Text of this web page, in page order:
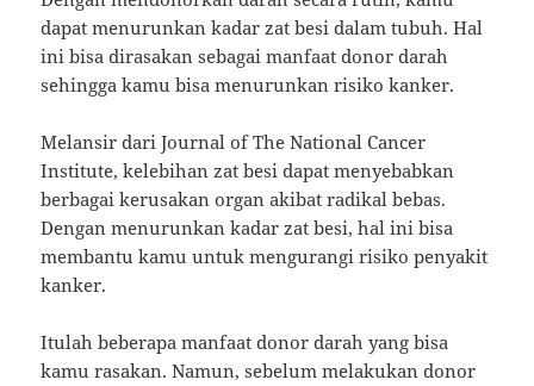
dapat menurunkan kadar zat besi dalam tubuh. Hal
ini bisa dirasakan sebagai manfaat donor darah
sehingga kamu bisa menurunkan risiko kanker.
Melansir dari Journal of The National Cancer
Institute, kelebihan zat besi dapat menyebabkan
berbagai kerusakan organ akibat radikal bebas.
Dengan menurunkan kadar zat besi, hal ini bisa
membantu kamu untuk mengurangi risiko penyakit
kanker.
Itulah beberapa manfaat donor darah yang bisa
kamu rasakan. Namun, sebelum melakukan donor